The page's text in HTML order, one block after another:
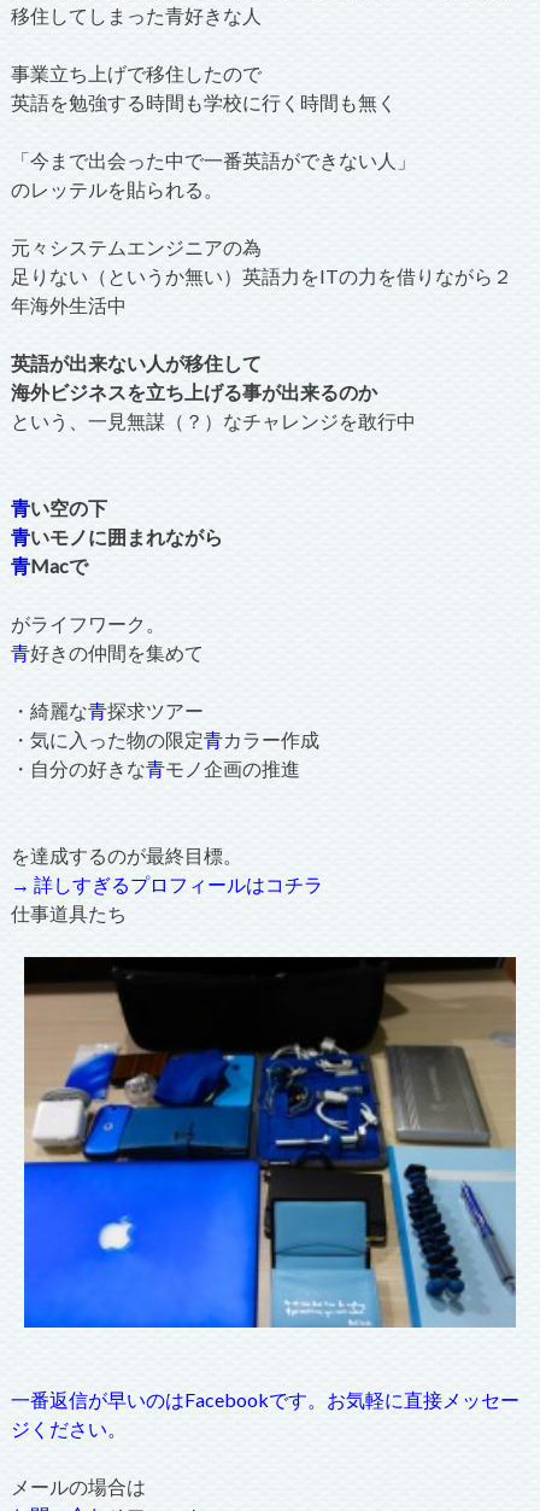
移住してしまった青好きな人
事業立ち上げで移住したので
英語を勉強する時間も学校に行く時間も無く
「今まで出会った中で一番英語ができない人」
のレッテルを貼られる。
元々システムエンジニアの為
足りない（というか無い）英語力をITの力を借りながら２
年海外生活中
英語が出来ない人が移住して
海外ビジネスを立ち上げる事が出来るのか
という、一見無謀（？）なチャレンジを敢行中
青い空の下
青いモノに囲まれながら
青Macで
がライフワーク。
青好きの仲間を集めて
・綺麗な青探求ツアー
・気に入った物の限定青カラー作成
・自分の好きな青モノ企画の推進
を達成するのが最終目標。
→ 詳しすぎるプロフィールはコチラ
仕事道具たち
一番返信が早いのはFacebookです。お気軽に直接メッセー
ジください。
メールの場合は